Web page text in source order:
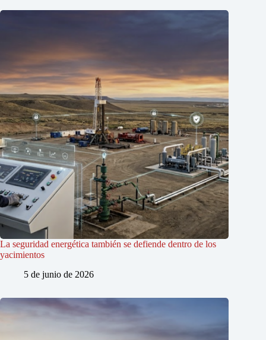
La seguridad energética también se defiende dentro de los
yacimientos
5 de junio de 2026